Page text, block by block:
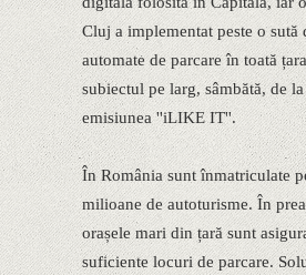
Cluj a implementat peste o sută
automate de parcare în toată
subiectul pe larg, sâmbătă, de
emisiunea ''iLIKE IT''.
În România sunt înmatriculate
milioane de autoturisme. În
orașele mari din țară sunt
suficiente locuri de parcare.